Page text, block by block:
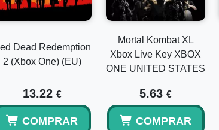
Dead Redemption
2 (Xbox One) (EU)
13.22 €
COMPRAR
Mortal Kombat XL
Xbox Live Key XBOX
ONE UNITED STATES
5.63 €
COMPRAR